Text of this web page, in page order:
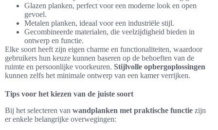
Glazen planken, perfect voor een moderne look en open
gevoel.
Metalen planken, ideaal voor een industriële stijl.
Gecombineerde materialen, die veelzijdigheid bieden in
ontwerp en functie.
Elke soort heeft zijn eigen charme en functionaliteiten, waardoor
gebruikers hun keuze kunnen baseren op de behoeften van de
ruimte en persoonlijke voorkeuren. Stijlvolle opbergoplossingen
kunnen zelfs het minimale ontwerp van een kamer verrijken.
Tips voor het kiezen van de juiste soort
Bij het selecteren van wandplanken met praktische functie zijn
er enkele belangrijke overwegingen: